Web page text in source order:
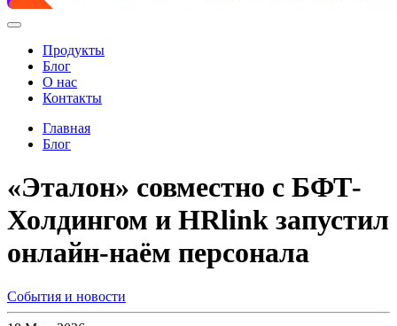
Продукты
Блог
О нас
Контакты
Главная
Блог
«Эталон» совместно с БФТ-
Холдингом и HRlink запустил
онлайн-наём персонала
События и новости